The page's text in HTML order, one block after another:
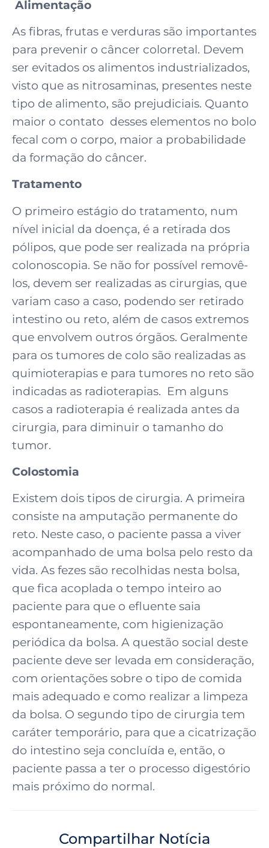
Alimentação
As fibras, frutas e verduras são importantes
para prevenir o câncer colorretal. Devem
ser evitados os alimentos industrializados,
visto que as nitrosaminas, presentes neste
tipo de alimento, são prejudiciais. Quanto
maior o contato desses elementos no bolo
fecal com o corpo, maior a probabilidade
da formação do câncer.
Tratamento
O primeiro estágio do tratamento, num
nível inicial da doença, é a retirada dos
pólipos, que pode ser realizada na própria
colonoscopia. Se não for possível removê-
los, devem ser realizadas as cirurgias, que
variam caso a caso, podendo ser retirado
intestino ou reto, além de casos extremos
que envolvem outros órgãos. Geralmente
para os tumores de colo são realizadas as
quimioterapias e para tumores no reto são
indicadas as radioterapias. Em alguns
casos a radioterapia é realizada antes da
cirurgia, para diminuir o tamanho do
tumor.
Colostomia
Existem dois tipos de cirurgia. A primeira
consiste na amputação permanente do
reto. Neste caso, o paciente passa a viver
acompanhado de uma bolsa pelo resto da
vida. As fezes são recolhidas nesta bolsa,
que fica acoplada o tempo inteiro ao
paciente para que o efluente saia
espontaneamente, com higienização
periódica da bolsa. A questão social deste
paciente deve ser levada em consideração,
com orientações sobre o tipo de comida
mais adequado e como realizar a limpeza
da bolsa. O segundo tipo de cirurgia tem
caráter temporário, para que a cicatrização
do intestino seja concluída e, então, o
paciente passa a ter o processo digestório
mais próximo do normal.
Compartilhar Notícia